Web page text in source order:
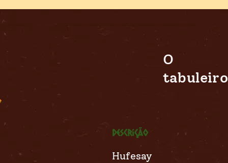
O
tabuleiro
Descrição
Hufesay